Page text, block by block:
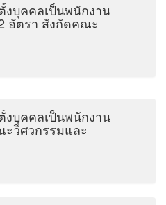
งบุคคลเป็นพนักงาน
อัตรา สังกัดคณะ
งบุคคลเป็นพนักงาน
วิศวกรรมและ